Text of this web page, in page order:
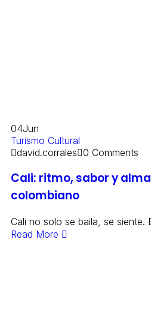
04Jun
Turismo Cultural
david.corrales 0 Comments
Cali: ritmo, sabor y
colombiano
Cali no solo se baila, se siente.
Read More